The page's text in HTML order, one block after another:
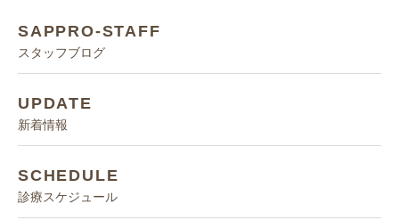
SAPPRO-STAFF
スタッフブログ
UPDATE
新着情報
SCHEDULE
診療スケジュール